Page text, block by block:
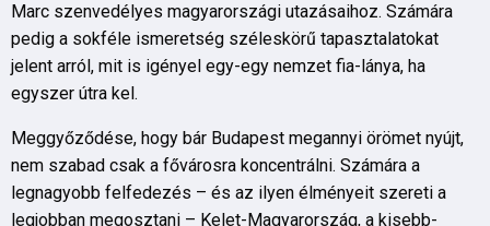
Marc szenvedélyes magyarországi utazásaihoz. Számára
pedig a sokféle ismeretség széleskörű tapasztalatokat
jelent arról, mit is igényel egy-egy nemzet fia-lánya, ha
egyszer útra kel.
Meggyőződése, hogy bár Budapest megannyi örömet nyújt,
nem szabad csak a fővárosra koncentrálni. Számára a
legnagyobb felfedezés – és az ilyen élményeit szereti a
legjobban megosztani – Kelet-Magyarország, a kisebb-